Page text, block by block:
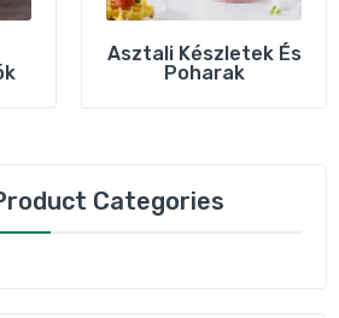
Asztali Készletek És
Poharak
Categories